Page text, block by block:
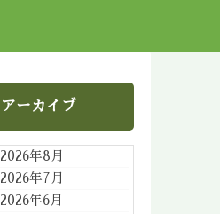
アーカイブ
2026年8月
2026年7月
2026年6月